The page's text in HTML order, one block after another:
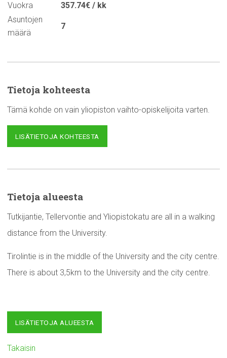
Vuokra
357.74€ / kk
Asuntojen
määrä
7
Tietoja kohteesta
Tämä kohde on vain yliopiston vaihto-opiskelijoita varten.
LISÄTIETOJA KOHTEESTA
Tietoja alueesta
Tutkijantie, Tellervontie and Yliopistokatu are all in a walking
distance from the University.
Tirolintie is in the middle of the University and the city centre.
There is about 3,5km to the University and the city centre.
LISÄTIETOJA ALUEESTA
Takaisin